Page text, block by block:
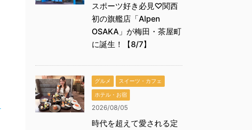
スポーツ好き必見♡関西
初の旗艦店「Alpen
OSAKA」が梅田・茶屋町
に誕生！【8/7】
グルメ
スイーツ・カフェ
ホテル・お宿
2026/08/05
時代を超えて愛される定